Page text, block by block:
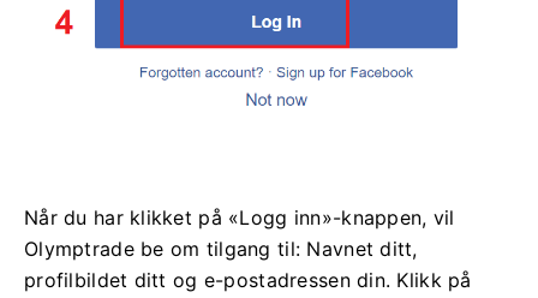
Når du har klikket på «Logg inn»-knappen, vil
Olymptrade be om tilgang til: Navnet ditt,
profilbildet ditt og e-postadressen din. Klikk på